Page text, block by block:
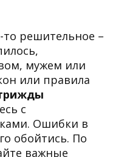
то решительное –
мужем или
или правила
с
Ошибки в
обойтись. По
важные